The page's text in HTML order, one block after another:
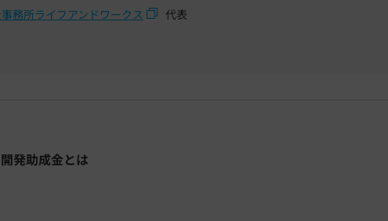
務所ライフアンドワークス 代表
発助成金とは